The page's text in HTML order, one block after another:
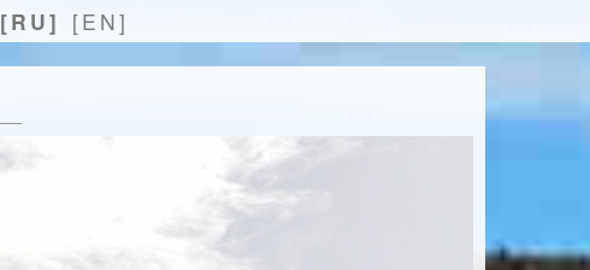
[RU] [EN]